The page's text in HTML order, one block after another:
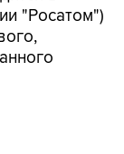
"Росатом")